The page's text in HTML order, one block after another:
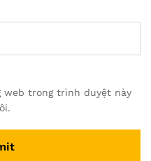
web trong trình duyệt này